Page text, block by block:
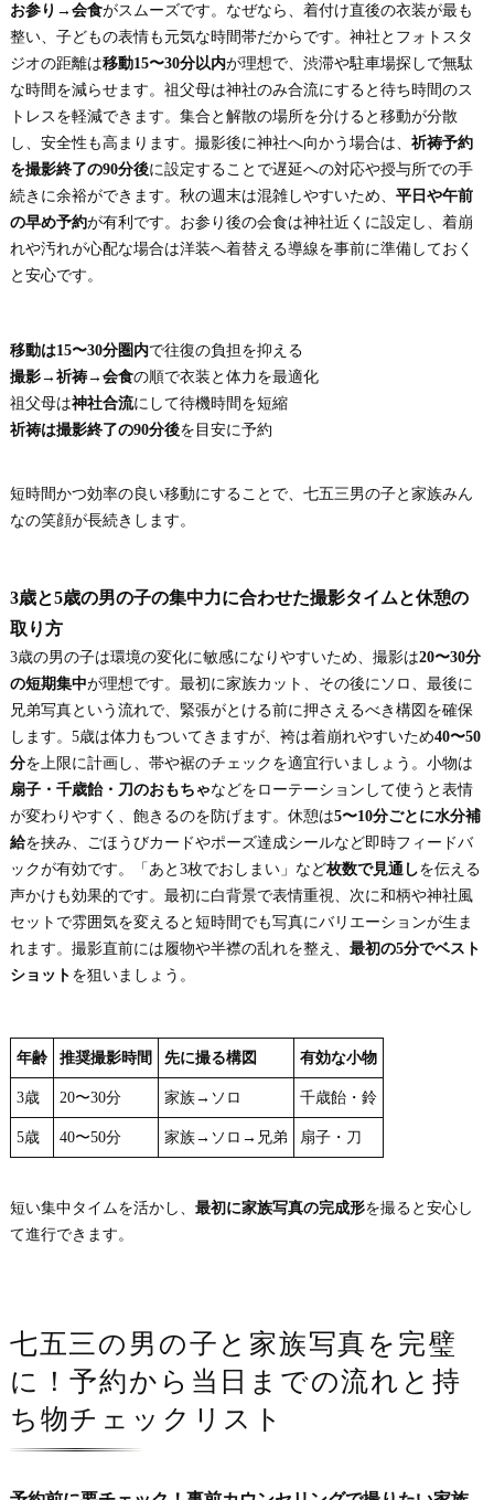
お参り→会食がスムーズです。なぜなら、着付け直後の衣装が最も
整い、子どもの表情も元気な時間帯だからです。神社とフォトスタ
ジオの距離は移動15〜30分以内が理想で、渋滞や駐車場探しで無駄
な時間を減らせます。祖父母は神社のみ合流にすると待ち時間のス
トレスを軽減できます。集合と解散の場所を分けると移動が分散
し、安全性も高まります。撮影後に神社へ向かう場合は、 祈祷予約
を撮影終了の90分後に設定することで遅延への対応や授与所での手
続きに余裕ができます。秋の週末は混雑しやすいため、 平日や午前
の早め予約が有利です。お参り後の会食は神社近くに設定し、着崩
れや汚れが心配な場合は洋装へ着替える導線を事前に準備しておく
と安心です。
移動は15〜30分圏内で往復の負担を抑える
撮影→祈祷→会食の順で衣装と体力を最適化
祖父母は神社合流にして待機時間を短縮
祈祷は撮影終了の90分後を目安に予約
短時間かつ効率の良い移動にすることで、七五三男の子と家族みん
なの笑顔が長続きします。
3歳と5歳の男の子の集中力に合わせた撮影タイムと休憩の
取り方
3歳の男の子は環境の変化に敏感になりやすいため、撮影は20〜30分
の短期集中が理想です。最初に家族カット、その後にソロ、最後に
兄弟写真という流れで、緊張がとける前に押さえるべき構図を確保
します。5歳は体力もついてきますが、袴は着崩れやすいため40〜50
分を上限に計画し、帯や裾のチェックを適宜行いましょう。小物は
扇子・千歳飴・刀のおもちゃなどをローテーションして使うと表情
が変わりやすく、飽きるのを防げます。休憩は5〜10分ごとに水分補
給を挟み、ごほうびカードやポーズ達成シールなど即時フィードバ
ックが有効です。「あと3枚でおしまい」など枚数で見通しを伝える
声かけも効果的です。最初に白背景で表情重視、次に和柄や神社風
セットで雰囲気を変えると短時間でも写真にバリエーションが生ま
れます。撮影直前には履物や半襟の乱れを整え、 最初の5分でベスト
ショット を狙いましょう。
年齢 推奨撮影時間 先に撮る構図 有効な小物
3歳 20〜30分 家族→ソロ 千歳飴・鈴
5歳 40〜50分 家族→ソロ→兄弟 扇子・刀
短い集中タイムを活かし、 最初に家族写真の完成形を撮ると安心し
て進行できます。
七五三の男の子と家族写真を完璧
に！予約から当日までの流れと持
ち物チェックリスト